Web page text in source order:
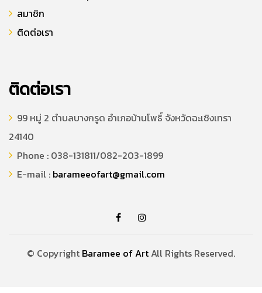
สมาชิก
ติดต่อเรา
ติดต่อเรา
99 หมู่ 2 ตำบลบางกรูด อำเภอบ้านโพธิ์ จังหวัดฉะเชิงเทรา
24140
Phone : 038-131811/082-203-1899
E-mail : barameeofart@gmail.com
© Copyright Baramee of Art All Rights Reserved.